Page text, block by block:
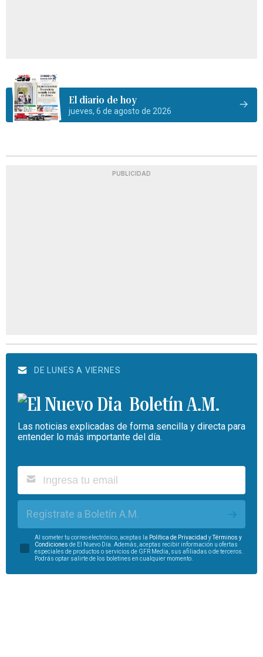
El diario de hoy
jueves, 6 de agosto de 2026
PUBLICIDAD
DE LUNES A VIERNES
Boletín A.M.
Las noticias explicadas de forma sencilla y directa para
entender lo más importante del día.
Regístrate a Boletín A.M.
Al someter tu correo electrónico, aceptas la Política de Privacidad yTérminos y
Condiciones de El Nuevo Día. Además, aceptas recibir información u ofertas
especiales de productos o servicios de GFR Media, sus afiliadas o de terceros.
Podrás optar salirte de los boletines en cualquier momento.